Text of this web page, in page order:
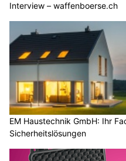
Interview – waffenboerse.ch
EM Haustechnik GmbH: Ihr
Sicherheitslösungen